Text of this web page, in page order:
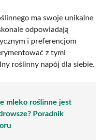
ma swoje unikalne
odpowiadają
i preferencjom
z tymi
roślinny napój dla siebie.
mleko roślinne jest
Poradnik